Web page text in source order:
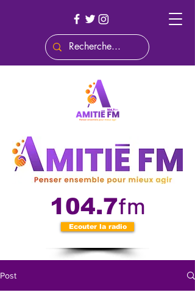
104.7fm
Ecouter la radio
Post